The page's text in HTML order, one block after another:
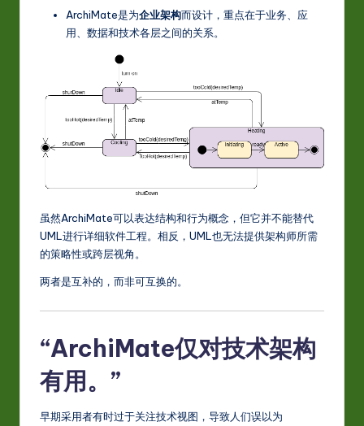
o
ArchiMate是为企业架构而设计，重点在于业务、应
用、数据和技术各层之间的关系。
虽然ArchiMate可以表达结构和行为概念，但它并不能替代
UML进行详细软件工程。相反，UML也无法提供架构师所需
的策略性或跨层视角。
两者是互补的，而非可互换的。
“ArchiMate仅对技术架构
有用。”
早期采用者有时过于关注技术视图，导致人们误以为